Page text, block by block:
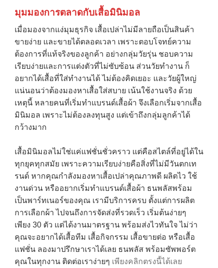
มุมมองการตลาดกับเสื้อมินิมอล
เมื่อมองจากแง่มุมธุรกิจ เสื้อเปล่าไม่มีลายถือเป็นสินค้า
ขายง่าย และขายได้ตลอดเวลา เพราะตอบโจทย์ความ
ต้องการที่แท้จริงของลูกค้า อย่างกลุ่มวัยรุ่น ชอบความ
เรียบง่ายและการแต่งตัวที่ไม่ซับซ้อน ส่วนวัยทำงาน ก็
อยากได้เสื้อที่ใส่ทำงานได้ ไม่ต้องคิดเยอะ และวัยผู้ใหญ่
แน่นอนว่าต้องมองหาเสื้อใส่สบาย เน้นใช้งานจริง ด้วย
เหตุนี้ หลายคนที่เริ่มทำแบรนด์เสื้อผ้า จึงเลือกเริ่มจากเสื้อ
มินิมอล เพราะไม่ต้องลงทุนสูง แต่เข้าถึงกลุ่มลูกค้าได้
กว้างมาก
เสื้อมินิมอลไม่ใช่แค่แฟชั่นชั่วคราว แต่คือสไตล์ที่อยู่ได้ใน
ทุกยุคทุกสมัย เพราะความเรียบง่ายคือสิ่งที่ไม่มีวันตกเท
รนด์ หากคุณกำลังมองหาเสื้อเปล่าคุณภาพดี ผลิตไว ใช้
งานด่วน หรืออยากเริ่มทำแบรนด์เสื้อผ้า ธนพลัสพร้อม
เป็นพาร์ทเนอร์ของคุณ เรามีบริการครบ ตั้งแต่การผลิต
การเลือกผ้า ไปจนถึงการจัดส่งที่รวดเร็ว เริ่มต้นง่ายๆ
เพียง 30 ตัว แต่ได้งานมาตรฐาน พร้อมส่งไวทันใจ ไม่ว่า
คุณจะอยากได้เสื้อทีม เสื้อกิจกรรม เสื้อขายต่อ หรือเสื้อ
แฟชั่น ลองมาปรึกษาเราได้เลย ธนพลัส พร้อมซัพพอร์ต
คุณในทุกงาน ติดต่อเราง่ายๆ เพียงคลิกตรงนี้ได้เลย